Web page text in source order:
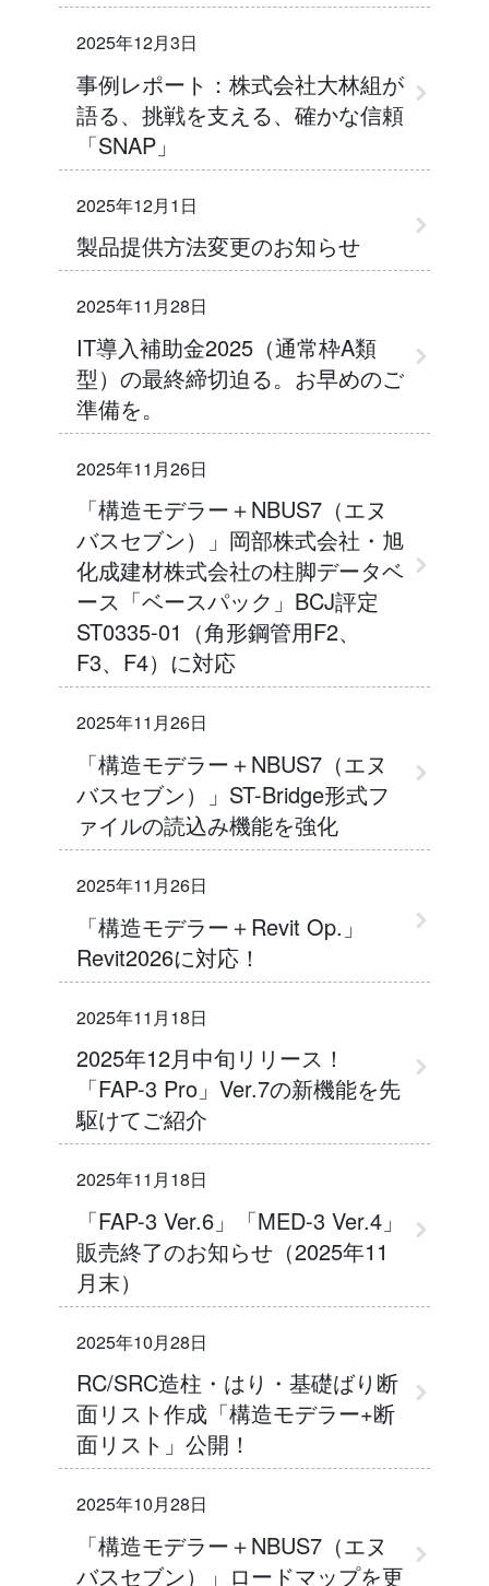
2025年12月3日
事例レポート：株式会社大林組が
語る、挑戦を支える、確かな信頼
「SNAP」
2025年12月1日
製品提供方法変更のお知らせ
2025年11月28日
IT導入補助金2025（通常枠A類
型）の最終締切迫る。お早めのご
準備を。
2025年11月26日
「構造モデラー＋NBUS7（エヌ
バスセブン）」岡部株式会社・旭
化成建材株式会社の柱脚データベ
ース「ベースパック」BCJ評定
ST0335-01（角形鋼管用F2、
F3、F4）に対応
2025年11月26日
「構造モデラー＋NBUS7（エヌ
バスセブン）」ST-Bridge形式フ
ァイルの読込み機能を強化
2025年11月26日
「構造モデラー＋Revit Op.」
Revit2026に対応！
2025年11月18日
2025年12月中旬リリース！
「FAP-3 Pro」Ver.7の新機能を先
駆けてご紹介
2025年11月18日
「FAP-3 Ver.6」「MED-3 Ver.4」
販売終了のお知らせ（2025年11
月末）
2025年10月28日
RC/SRC造柱・はり・基礎ばり断
面リスト作成「構造モデラー+断
面リスト」公開！
2025年10月28日
「構造モデラー＋NBUS7（エヌ
バスセブン）」ロードマップを更